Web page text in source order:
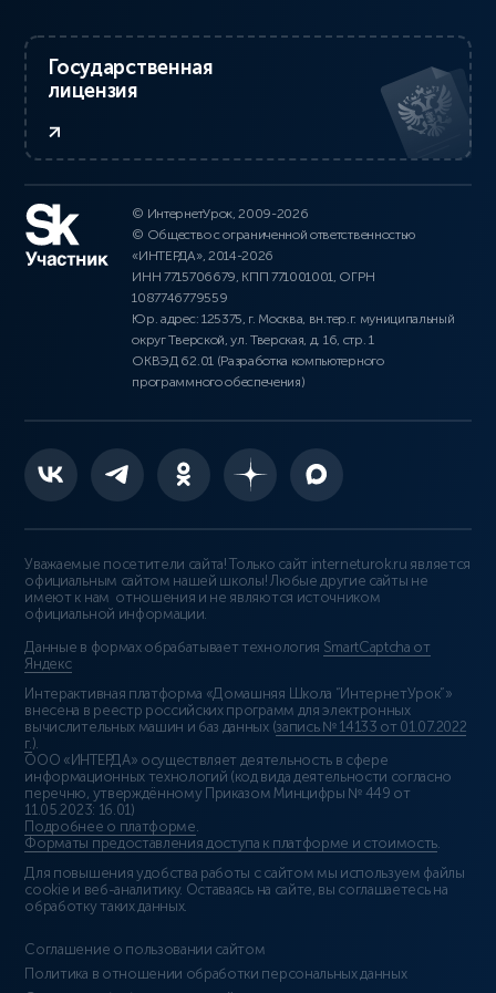
Государственная
лицензия
© ИнтернетУрок, 2009-2026
© Общество с ограниченной ответственностью
«ИНТЕРДА», 2014-2026
ИНН 7715706679, КПП 771001001, ОГРН
1087746779559
Юр. адрес: 125375, г. Москва, вн.тер.г. муниципальный
округ Тверской, ул. Тверская, д. 16, стр. 1
ОКВЭД 62.01 (Разработка компьютерного
программного обеспечения)
Уважаемые посетители сайта! Только сайт interneturok.ru является
официальным сайтом нашей школы! Любые другие сайты не
имеют к нам отношения и не являются источником
официальной информации.
Данные в формах обрабатывает технология SmartCaptcha от
Яндекс
Интерактивная платформа «Домашняя Школа “ИнтернетУрок”»
внесена в реестр российских программ для электронных
вычислительных машин и баз данных (запись № 14133 от 01.07.2022
г.).
ООО «ИНТЕРДА» осуществляет деятельность в сфере
информационных технологий (код вида деятельности согласно
перечню, утверждённому Приказом Минцифры № 449 от
11.05.2023: 16.01)
Подробнее о платформе.
Форматы предоставления доступа к платформе и стоимость.
Для повышения удобства работы с сайтом мы используем файлы
cookie и веб-аналитику. Оставаясь на сайте, вы соглашаетесь на
обработку таких данных.
Соглашение о пользовании сайтом
Политика в отношении обработки персональных данных